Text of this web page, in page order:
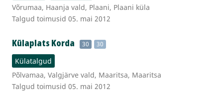
Võrumaa, Haanja vald, Plaani, Plaani küla
Talgud toimusid 05. mai 2012
Külaplats Korda 30 30
Külatalgud
Põlvamaa, Valgjärve vald, Maaritsa, Maaritsa
Talgud toimusid 05. mai 2012